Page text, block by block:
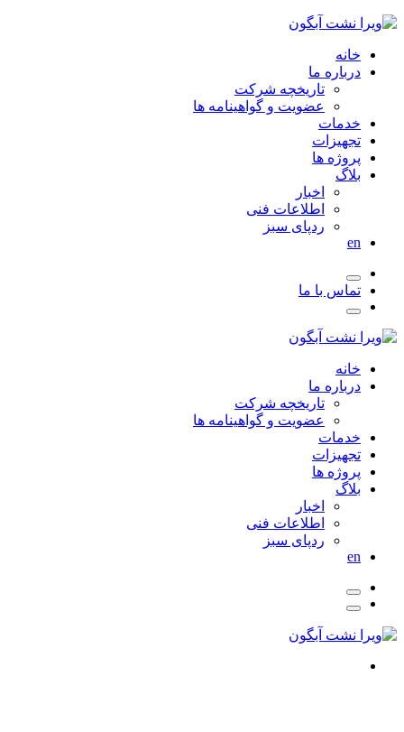
خانه
درباره ما
تاریخچه شرکت
عضویت و گواهینامه ها
خدمات
تجهیزات
پروژه ها
بلاگ
اخبار
اطلاعات فنی
ردپای سبز
en
تماس با ما
خانه
درباره ما
تاریخچه شرکت
عضویت و گواهینامه ها
خدمات
تجهیزات
پروژه ها
بلاگ
اخبار
اطلاعات فنی
ردپای سبز
en